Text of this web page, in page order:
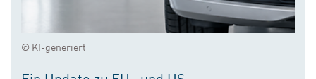
© KI-generiert